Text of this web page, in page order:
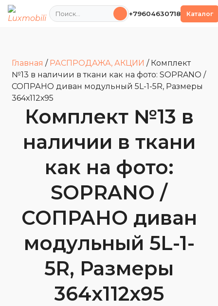
Поиск +79604630718 Каталог
Главная / РАСПРОДАЖА, АКЦИИ / Комплект
№13 в наличии в ткани как на фото: SOPRANO /
СОПРАНО диван модульный 5L-1-5R, Размеры
364х112х95
Комплект №13 в
наличии в ткани
как на фото:
SOPRANO /
СОПРАНО диван
модульный 5L-1-
5R, Размеры
364х112х95